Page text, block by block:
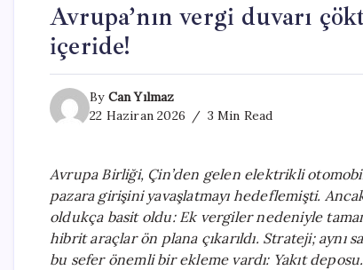
Avrupa’nın vergi duvarı
içeride!
By Can Yılmaz
22 Haziran 2026
3 Min Read
Avrupa Birliği, Çin’den gelen elektrikli
pazara girişini yavaşlatmayı hedeflemişti.
oldukça basit oldu: Ek vergiler nedeniyle
hibrit araçlar ön plana çıkarıldı. Strateji; aynı
bu sefer önemli bir ekleme vardı: Yakıt deposu.